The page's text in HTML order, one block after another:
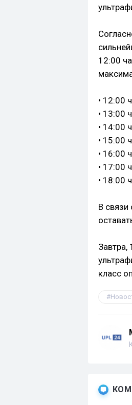
12:00
• 12:00
• 13:00
• 14:00
• 15:00
• 16:00
• 17:00
• 18:00
В связи
Завтра,
класс